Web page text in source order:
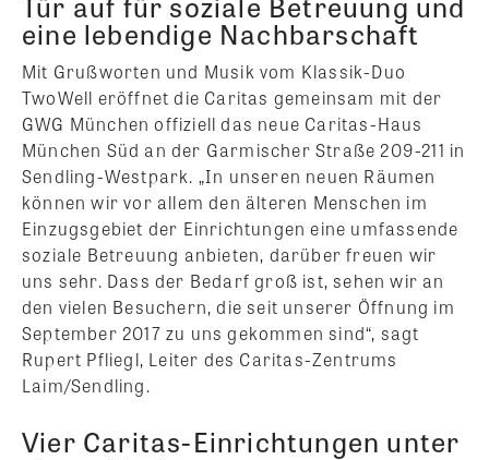
eine lebendige Nachbarschaft
Mit Grußworten und Musik vom Klassik-Duo
TwoWell eröffnet die Caritas gemeinsam mit der
GWG München offiziell das neue Caritas-Haus
München Süd an der Garmischer Straße 209-211 in
Sendling-Westpark. „In unseren neuen Räumen
können wir vor allem den älteren Menschen im
Einzugsgebiet der Einrichtungen eine umfassende
soziale Betreuung anbieten, darüber freuen wir
uns sehr. Dass der Bedarf groß ist, sehen wir an
den vielen Besuchern, die seit unserer Öffnung im
September 2017 zu uns gekommen sind“, sagt
Rupert Pfliegl, Leiter des Caritas-Zentrums
Laim/Sendling.
Vier Caritas-Einrichtungen unter